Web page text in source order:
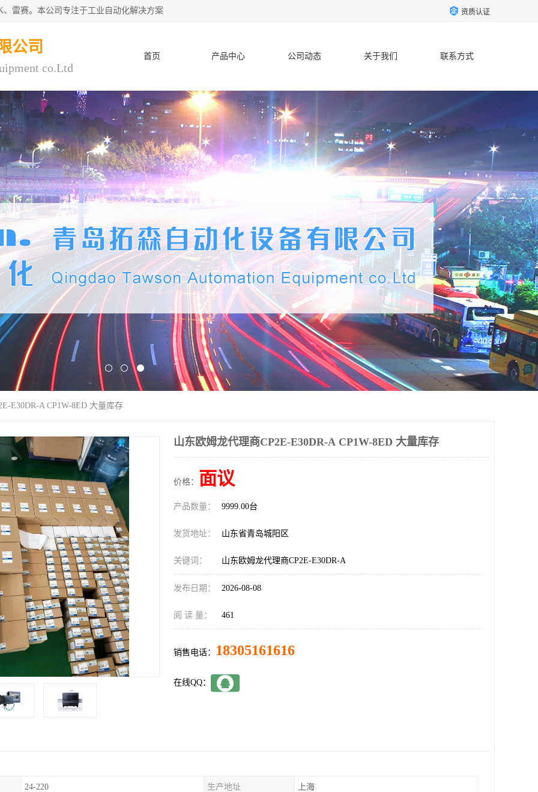
雷赛。本公司专注于工业自动化解决方案 资质认证
公司
co.Ltd
首页 产品中心 公司动态 关于我们 联系方式
人才招聘
E30DR-A CP1W-8ED 大量库存
山东欧姆龙代理商CP2E-E30DR-A CP1W-8ED 大量库存
价格： 面议
产品数量： 9999.00台
发货地址： 山东省青岛城阳区
关键词： 山东欧姆龙代理商CP2E-E30DR-A
发布日期： 2026-08-08
阅 读 量： 461
销售电话： 18305161616
在线QQ：
24-220 生产地址 上海